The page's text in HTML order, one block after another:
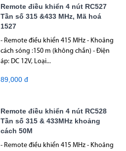
Remote điều khiển 4 nút RC527
Tần số 315 &433 MHz, Mã hoá
1527
- Remote điều khiển 415 MHz - Khoảng
cách sóng :150 m (không chắn) - Điện
áp: DC 12V, Loại...
89,000 đ
Remote điều khiển 4 nút RC528
Tần số 315 & 433MHz khoảng
cách 50M
- Remote điều khiển 415 MHz - Khoảng